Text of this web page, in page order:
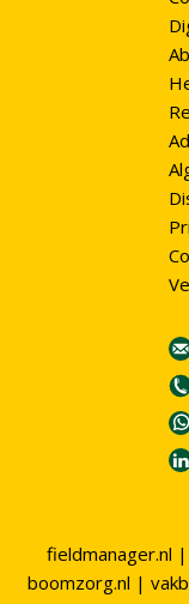
fieldmanager.nl |
boomzorg.nl |